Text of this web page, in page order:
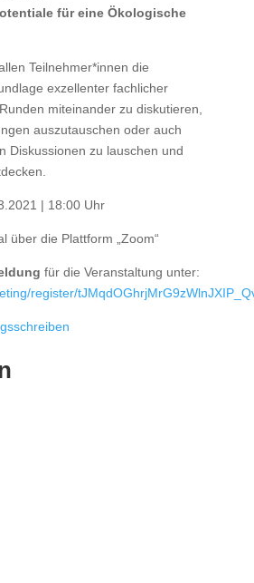
für eine Ökologische
Teilnehmer*innen die
exzellenter fachlicher
miteinander zu diskutieren,
auszutauschen oder auch
Diskussionen zu lauschen und
| 18:00 Uhr
die Plattform „Zoom“
für die Veranstaltung unter:
register/